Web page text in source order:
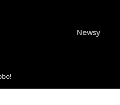
Newsy